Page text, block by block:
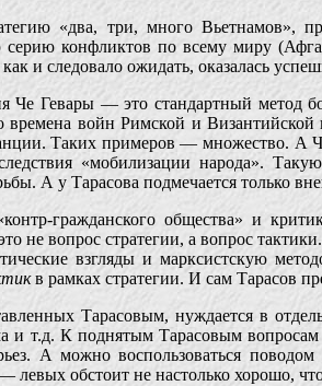
«два, три, много
конфликтов по всему миру
и следовало ожидать, оказалась
Че Гевары — это стандартный метод
времена войн Римской и
Таких примеров — множество. А Че
«мобилизации народа».
А у Тарасова подмечается только
гражданского общества» и
не вопрос стратегии, а вопрос
взгляды и марксистскую
в рамках стратегии. И сам Тарасов
Тарасовым, нуждается в
и т.д. К поднятым Тарасовым
А можно воспользоваться
обстоит не настолько хорошо,